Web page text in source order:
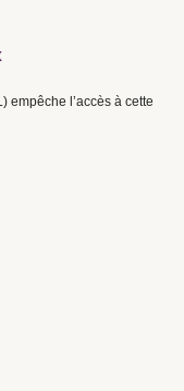
empêche l’accès à cette